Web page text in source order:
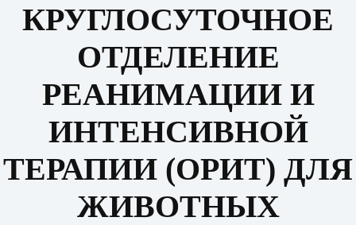
КРУГЛОСУТОЧНОЕ
ОТДЕЛЕНИЕ
РЕАНИМАЦИИ И
ИНТЕНСИВНОЙ
ТЕРАПИИ (ОРИТ) ДЛЯ
ЖИВОТНЫХ